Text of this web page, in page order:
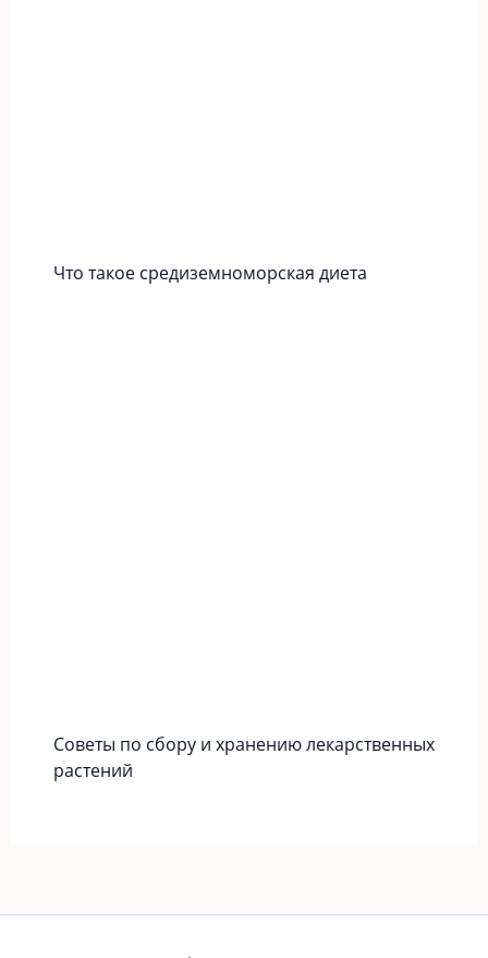
Что такое средиземноморская диета
Советы по сбору и хранению лекарственных
растений